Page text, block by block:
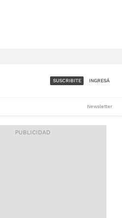
ACCESO FULL - $1.800/MES
SUSCRIBITE INGRESÁ
Newsletter